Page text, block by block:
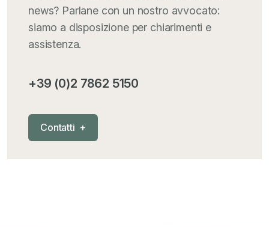
news? Parlane con un nostro avvocato:
siamo a disposizione per chiarimenti e
assistenza.
+39 (0)2 7862 5150
Contatti +